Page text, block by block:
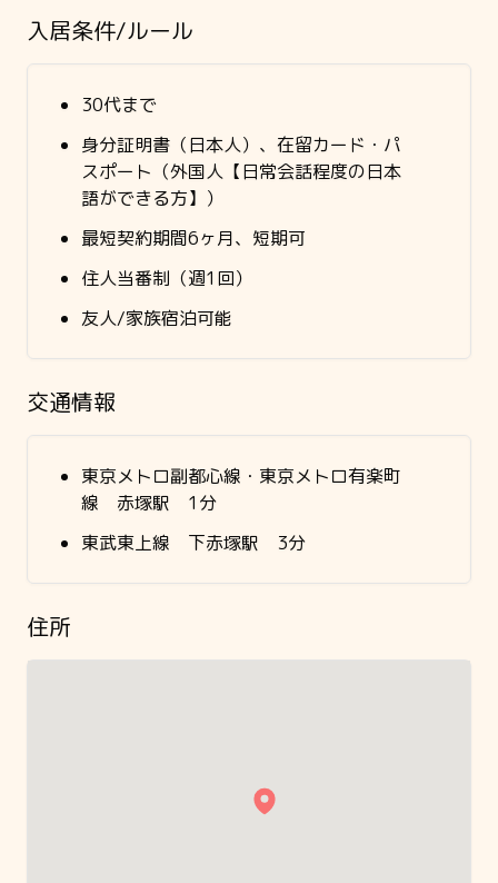
入居条件/ルール
30代まで
身分証明書（日本人）、在留カード・パ
スポート（外国人【日常会話程度の日本
語ができる方】）
最短契約期間6ヶ月、短期可
住人当番制（週1回）
友人/家族宿泊可能
交通情報
東京メトロ副都心線・東京メトロ有楽町
線 赤塚駅 1分
東武東上線 下赤塚駅 3分
住所